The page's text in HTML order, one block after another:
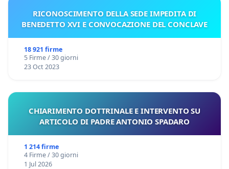
RICONOSCIMENTO DELLA SEDE IMPEDITA DI
BENEDETTO XVI E CONVOCAZIONE DEL CONCLAVE
18 921 firme
5 Firme / 30 giorni
23 Oct 2023
CHIARIMENTO DOTTRINALE E INTERVENTO SU
ARTICOLO DI PADRE ANTONIO SPADARO
1 214 firme
4 Firme / 30 giorni
1 Jul 2026